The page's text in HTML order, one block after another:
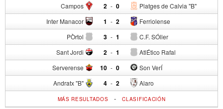
Campos 2 - Platges de Calvia "B"
0
Inter Manacor 1 - Ferriolense
2
PÒrtol 3 - C.F. SÓller
1
Sant Jordi 2 - AtlÉtico Rafal
1
Serverense 10 - Son VerÍ
0
Andratx "B" 4 - Alaro
2
MÁS RESULTADOS -CLASIFICACIÓN